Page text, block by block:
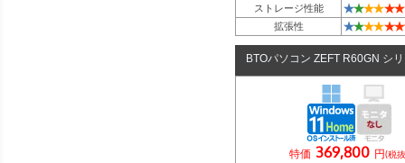
ストレージ性能 ★★★★★★
拡張性 ★★★★★★
BTOパソコン ZEFT R60GN シ
特価 369,800 円(税